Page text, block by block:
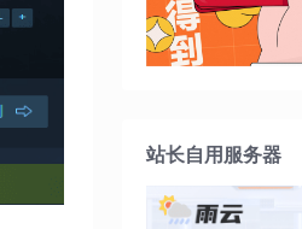
站长自用服务器